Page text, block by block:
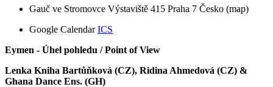
Gauč ve Stromovce Výstaviště 415 Praha 7 Česko (map)
Google CalendarICS
Eymen - Úhel pohledu / Point of View
Lenka Kniha Bartůňková (CZ), Ridina Ahmedová (CZ) &
Ghana Dance Ens. (GH)